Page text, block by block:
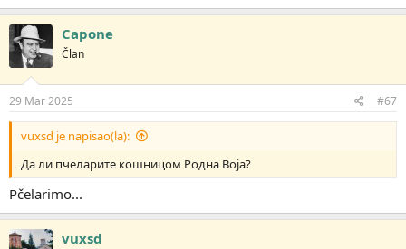
Capone
Član
29 Mar 2025 #67
vuxsd je napisao(la):
Да ли пчеларите кошницом Родна Воја?
Pčelarimo...
vuxsd